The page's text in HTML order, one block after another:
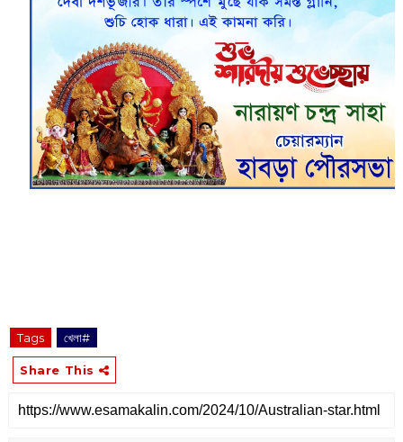
Tags খেলা#
Share This